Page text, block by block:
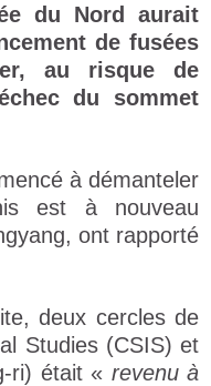
du Nord aurait
de fusées
au risque de
du sommet
à démanteler
est à nouveau
ont rapporté
deux cercles de
Studies (CSIS) et
ri) était « revenu à